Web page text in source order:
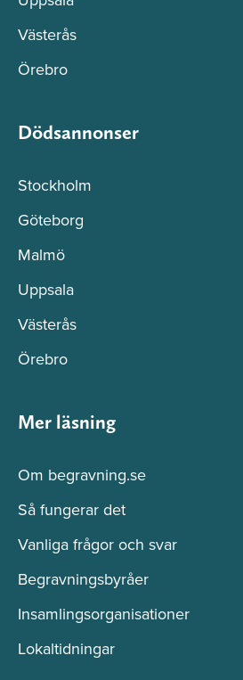
Västerås
Örebro
Dödsannonser
Stockholm
Göteborg
Malmö
Uppsala
Västerås
Örebro
Mer läsning
Om begravning.se
Så fungerar det
Vanliga frågor och svar
Begravningsbyråer
Insamlingsorganisationer
Lokaltidningar